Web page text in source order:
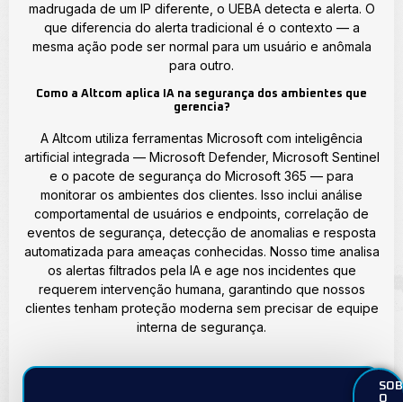
madrugada de um IP diferente, o UEBA detecta e alerta. O
que diferencia do alerta tradicional é o contexto — a
mesma ação pode ser normal para um usuário e anômala
para outro.
Como a Altcom aplica IA na segurança dos ambientes que
gerencia?
A Altcom utiliza ferramentas Microsoft com inteligência
artificial integrada — Microsoft Defender, Microsoft Sentinel
e o pacote de segurança do Microsoft 365 — para
monitorar os ambientes dos clientes. Isso inclui análise
comportamental de usuários e endpoints, correlação de
eventos de segurança, detecção de anomalias e resposta
automatizada para ameaças conhecidas. Nosso time analisa
os alertas filtrados pela IA e age nos incidentes que
requerem intervenção humana, garantindo que nossos
clientes tenham proteção moderna sem precisar de equipe
interna de segurança.
O